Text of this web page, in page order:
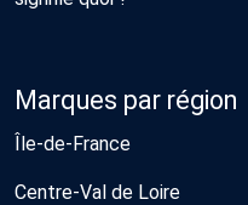
Marques par région
Île-de-France
Centre-Val de Loire